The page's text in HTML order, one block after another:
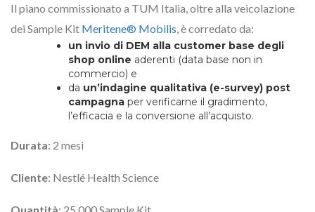
Il piano commissionato a TUM Italia, oltre alla veicolazione
dei Sample Kit Meritene® Mobilis , è corredato da:
un invio di DEM alla customer base degli
shop online aderenti (data base non in
commercio) e
da un’indagine qualitativa (e-survey) post
campagna per verificarne il gradimento,
l’efficacia e la conversione all’acquisto.
Durata: 2 mesi
Cliente: Nestlé Health Science
Quantità: 25.000 Sample Kit